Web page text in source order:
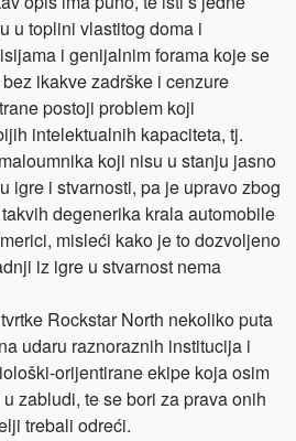
u toplini vlastitog doma i
i genijalnim forama koje se
ikakve zadrške i cenzure
postoji problem koji
intelektualnih kapaciteta, tj.
koji nisu u stanju jasno
igre i stvarnosti, pa je upravo zbog
degenerika krala automobile
misleći kako je to dozvoljeno
iz igre u stvarnost nema
Rockstar North nekoliko puta
udaru raznoraznih institucija i
orijentirane ekipe koja osim
zabludi, te se bori za prava onih
trebali odreći.